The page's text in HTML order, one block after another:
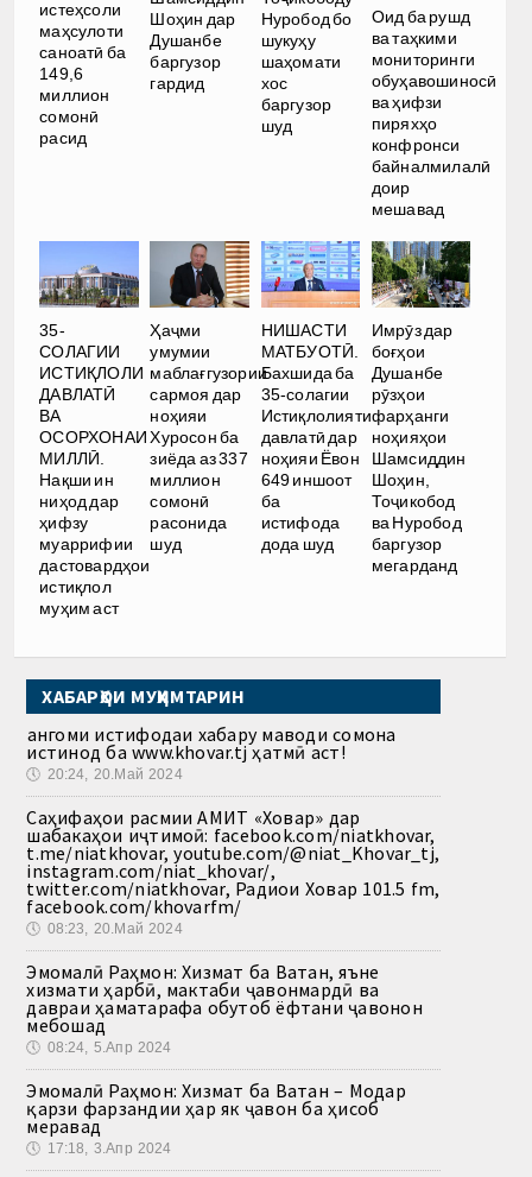
истеҳсоли
маҳсулоти
саноатӣ ба
149,6
миллион
сомонӣ
расид
Шоҳин дар
Душанбе
баргузор
гардид
Нуробод бо
шукуҳу
шаҳомати
хос
баргузор
шуд
Оид ба рушд
ва таҳкими
мониторинги
обуҳавошиносӣ
ва ҳифзи
пиряхҳо
конфронси
байналмилалӣ
доир
мешавад
35-
СОЛАГИИ
ИСТИҚЛОЛИ
ДАВЛАТӢ
ВА
ОСОРХОНАИ
МИЛЛӢ.
Нақши ин
ниҳод дар
ҳифзу
муаррифии
дастовардҳои
истиқлол
муҳим аст
Ҳаҷми
умумии
маблағгузории
сармоя дар
ноҳияи
Хуросон ба
зиёда аз 337
миллион
сомонӣ
расонида
шуд
НИШАСТИ
МАТБУОТӢ.
Бахшида ба
35-солагии
Истиқлолияти
давлатӣ дар
ноҳияи Ёвон
649 иншоот
ба
истифода
дода шуд
Имрӯз дар
боғҳои
Душанбе
рӯзҳои
фарҳанги
ноҳияҳои
Шамсиддин
Шоҳин,
Тоҷикобод
ва Нуробод
баргузор
мегарданд
ХАБАРҲОИ МУҲИМТАРИН
Ҳангоми истифодаи хабару маводи сомона
истинод ба www.khovar.tj ҳатмӣ аст!
🕔 20:24, 20.Май 2024
Саҳифаҳои расмии АМИТ «Ховар» дар
шабакаҳои иҷтимоӣ: facebook.com/niatkhovar,
t.me/niatkhovar, youtube.com/@niat_Khovar_tj,
instagram.com/niat_khovar/,
twitter.com/niatkhovar, Радиои Ховар 101.5 fm,
facebook.com/khovarfm/
🕔 08:23, 20.Май 2024
Эмомалӣ Раҳмон: Хизмат ба Ватан, яъне
хизмати ҳарбӣ, мактаби ҷавонмардӣ ва
давраи ҳаматарафа обутоб ёфтани ҷавонон
мебошад
🕔 08:24, 5.Апр 2024
Эмомалӣ Раҳмон: Хизмат ба Ватан – Модар
қарзи фарзандии ҳар як ҷавон ба ҳисоб
меравад
🕔 17:18, 3.Апр 2024